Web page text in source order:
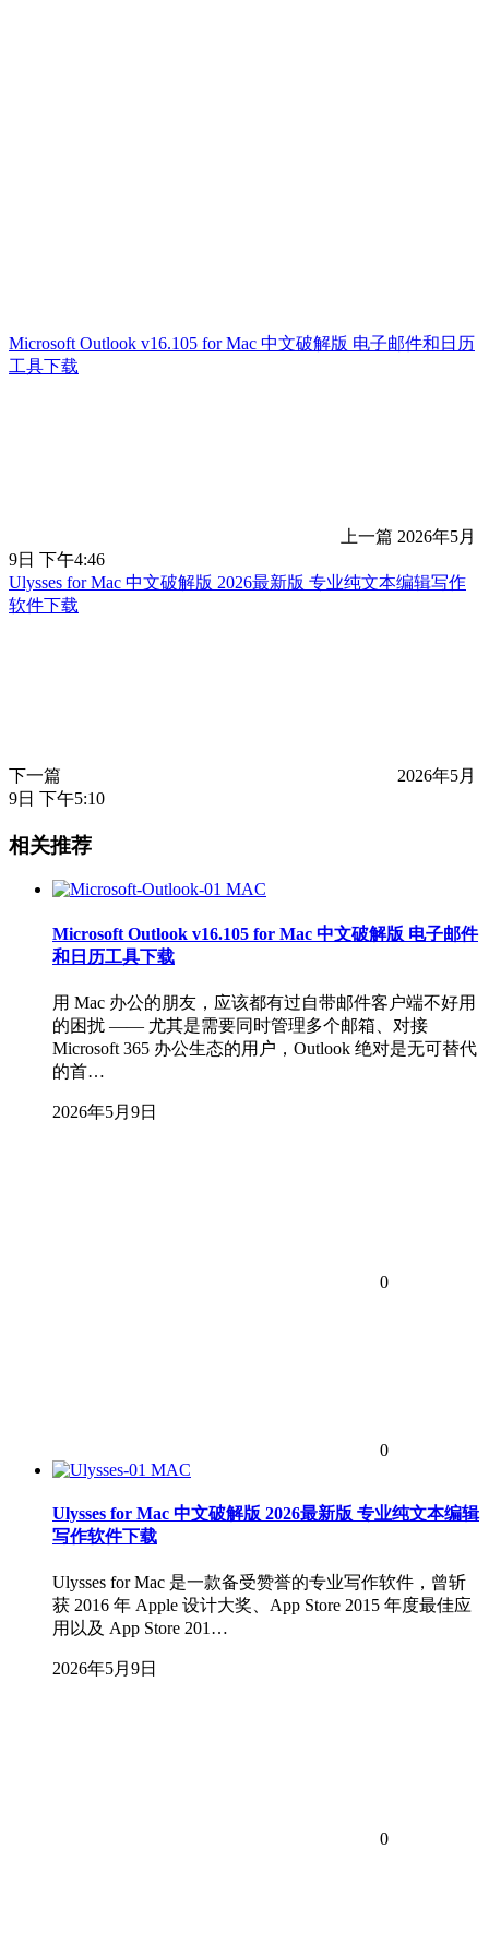
Microsoft Outlook v16.105 for Mac 中文破解版 电子邮件和日历
工具下载
上一篇 2026年5月
9日 下午4:46
Ulysses for Mac 中文破解版 2026最新版 专业纯文本编辑写作
软件下载
下一篇
2026年5月
9日 下午5:10
相关推荐
MAC
Microsoft Outlook v16.105 for Mac 中文破解版 电子邮件
和日历工具下载
用 Mac 办公的朋友，应该都有过自带邮件客户端不好用
的困扰 —— 尤其是需要同时管理多个邮箱、对接
Microsoft 365 办公生态的用户，Outlook 绝对是无可替代
的首…
2026年5月9日
0
0
MAC
Ulysses for Mac 中文破解版 2026最新版 专业纯文本编辑
写作软件下载
Ulysses for Mac 是一款备受赞誉的专业写作软件，曾斩
获 2016 年 Apple 设计大奖、App Store 2015 年度最佳应
用以及 App Store 201…
2026年5月9日
0